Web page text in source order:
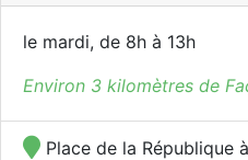
le mardi, de 8h à 13h
Environ 3 kilomètres de
Place de la République